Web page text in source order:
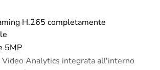
H.265 completamente
5MP
Video Analytics integrata all'interno